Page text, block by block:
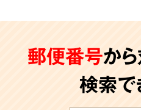
郵便番号か
検索で